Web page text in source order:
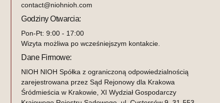
contact@niohnioh.com
Godziny Otwarcia:
Pon-Pt: 9:00 - 17:00
Wizyta możliwa po wcześniejszym kontakcie.
Dane Firmowe:
NIOH NIOH Spółka z ograniczoną odpowiedzialnością
zarejestrowana przez Sąd Rejonowy dla Krakowa
Śródmieścia w Krakowie, XI Wydział Gospodarczy